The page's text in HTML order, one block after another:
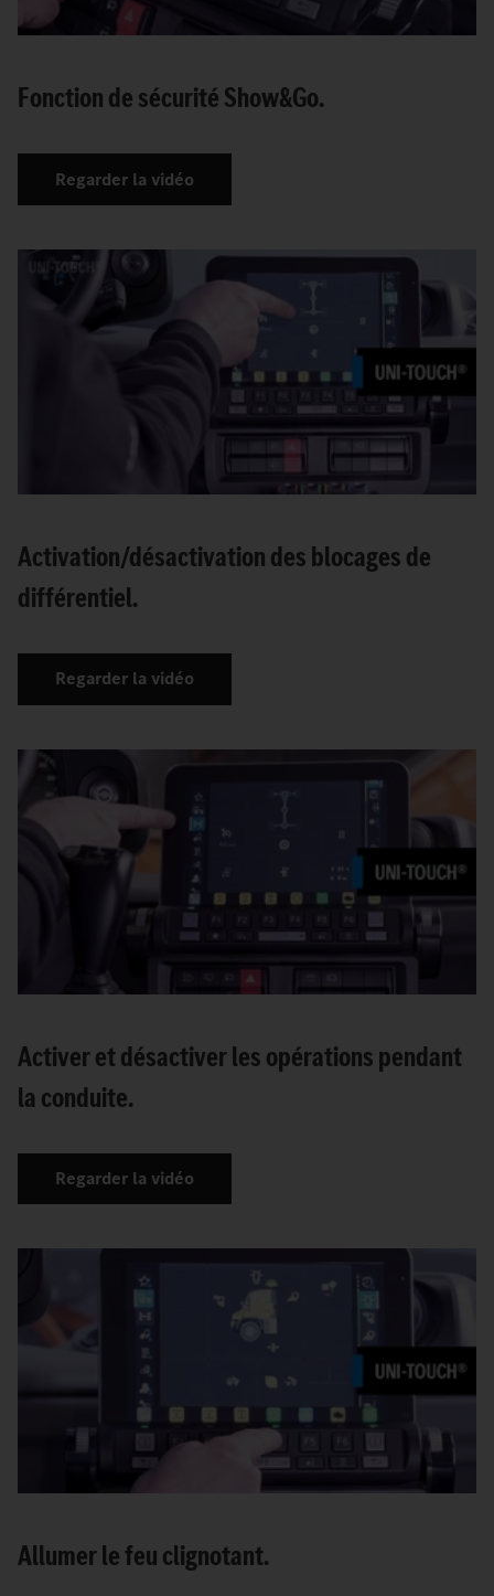
Fonction de sécurité Show&Go.
Regarder la vidéo
Activation/désactivation des blocages de
différentiel.
Regarder la vidéo
Activer et désactiver les opérations pendant
la conduite.
Regarder la vidéo
Allumer le feu clignotant.